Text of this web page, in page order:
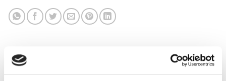
AANVULLENDE INFORMATIE